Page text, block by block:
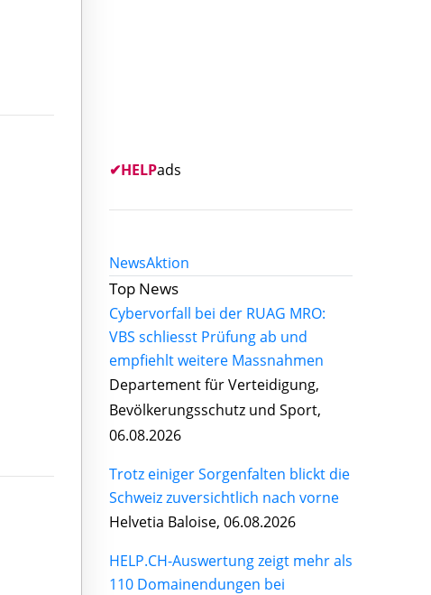
✔HELPads
NewsAktion
Top News
Cybervorfall bei der RUAG MRO:
VBS schliesst Prüfung ab und
empfiehlt weitere Massnahmen
Departement für Verteidigung,
Bevölkerungsschutz und Sport,
06.08.2026
Trotz einiger Sorgenfalten blickt die
Schweiz zuversichtlich nach vorne
Helvetia Baloise, 06.08.2026
HELP.CH-Auswertung zeigt mehr als
110 Domainendungen bei